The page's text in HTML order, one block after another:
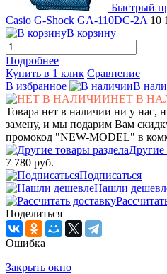
Быстрый
Casio G-Shock GA-110DC-2A 10
В корзину
Подробнее
Купить в 1 клик Сравнение
В избранное
В
НЕТ В
Товара нет в наличии ни у нас,
замену, и мы подарим Вам
промокод "NEW-MODEL" в
Другие
7 780 руб.
Подписаться
Нашли
Поделиться
Ошибка
Закрыть окно